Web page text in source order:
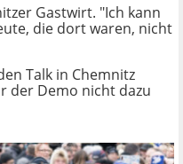
Gastwirt. "Ich kann
die dort waren, nicht
Talk in Chemnitz
der Demo nicht dazu